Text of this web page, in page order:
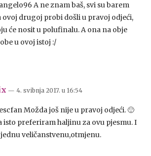
A ne znam baš, svi su barem
ovoj drugoj probi došli u pravoj odjeći,
će nosit u polufinalu. A ona na obje
u ovoj istoj :/
— 4. svibnja 2017. u 16:54
Možda još nije u pravoj odjeći. 🙂
isto preferiram haljinu za ovu pjesmu. I
veličanstvenu,otmjenu.